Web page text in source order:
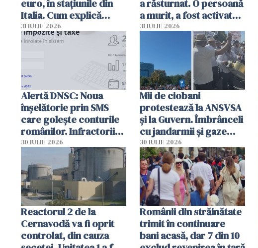
euro, în stațiunile din
Italia. Cum explică
autoritățile
31 IULIE 2026
a răsturnat. O persoană
a murit, a fost activat
planul roșu de
31 IULIE 2026
Alertă DNSC: Noua
înșelătorie prin SMS
care golește conturile
românilor. Infractorii
folosesc numele
Ghișeul.ro și al Poliției
Române
30 IULIE 2026
Mii de ciobani
protestează la ANSVSA
și la Guvern. Îmbrânceli
cu jandarmii și gaze
lacrimogene
30 IULIE 2026
Reactorul 2 de la
Cernavodă va fi oprit
controlat, din cauza
Românii din străinătate
trimit în continuare
bani acasă, dar 7 din 10